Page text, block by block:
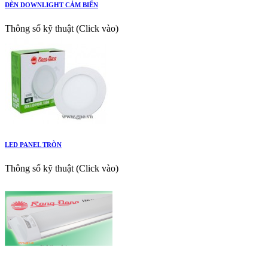
ĐÈN DOWNLIGHT CẢM BIẾN
Thông số kỹ thuật (Click vào)
LED PANEL TRÒN
Thông số kỹ thuật (Click vào)